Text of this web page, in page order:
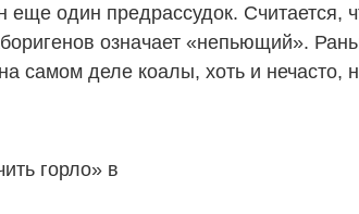
один предрассудок. Считается,
означает «непьющий».
самом деле коалы, хоть и нечасто,
горло» в